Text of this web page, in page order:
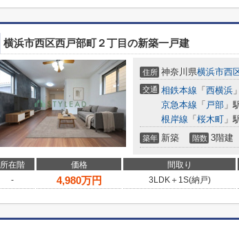
横浜市西区西戸部町２丁目の新築一戸建
住所 神奈川県横浜市西
交通 相鉄本線 「 西横浜
京急本線 「 戸部 」
根岸線 「 桜木町 」
築年 新築 階数 3階建
所在階 価格 間取り
-
4,980万円 3LDK＋1S(納戸)